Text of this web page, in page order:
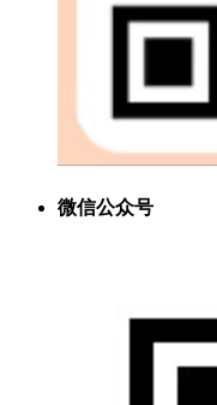
微信公众号